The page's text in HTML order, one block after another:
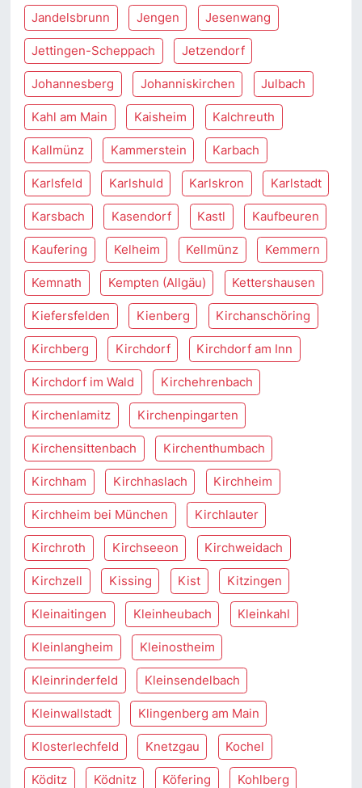
Jandelsbrunn Jengen Jesenwang
Jettingen-Scheppach Jetzendorf
Johannesberg Johanniskirchen Julbach
Kahl am Main Kaisheim Kalchreuth
Kallmünz Kammerstein Karbach
Karlsfeld Karlshuld Karlskron Karlstadt
Karsbach Kasendorf Kastl Kaufbeuren
Kaufering Kelheim Kellmünz Kemmern
Kemnath Kempten (Allgäu) Kettershausen
Kiefersfelden Kienberg Kirchanschöring
Kirchberg Kirchdorf Kirchdorf am Inn
Kirchdorf im Wald Kirchehrenbach
Kirchenlamitz Kirchenpingarten
Kirchensittenbach Kirchenthumbach
Kirchham Kirchhaslach Kirchheim
Kirchheim bei München Kirchlauter
Kirchroth Kirchseeon Kirchweidach
Kirchzell Kissing Kist Kitzingen
Kleinaitingen Kleinheubach Kleinkahl
Kleinlangheim Kleinostheim
Kleinrinderfeld Kleinsendelbach
Kleinwallstadt Klingenberg am Main
Klosterlechfeld Knetzgau Kochel
Köditz Ködnitz Köfering Kohlberg